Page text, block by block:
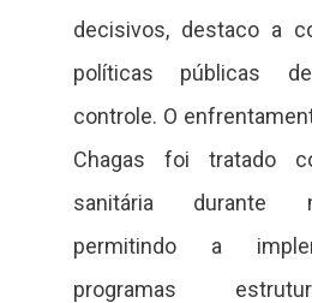
decisivos, destaco a
políticas públicas
controle. O
Chagas foi tratado
sanitária durante
permitindo a
programas